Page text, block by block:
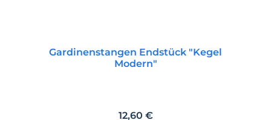
Gardinenstangen Endstück "Kegel
Modern"
Regulärer Preis:
12,60 €